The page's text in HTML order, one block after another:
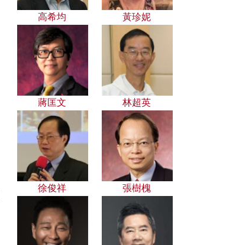
高希均 黃珍妮
蔣匡文 林超英
徐俊祥 張樹槐